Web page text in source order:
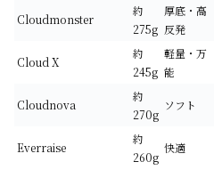
Cloudmonster
約
275g
厚底・高
反発
Cloud X
約
245g
軽量・万
能
Cloudnova
約
270g
ソフト
Everraise
約
260g
快適